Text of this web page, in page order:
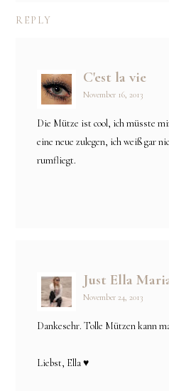
REPLY
C'est la vie
November 16, 2013
Die Mütze ist cool, ich müsste
eine neue zulegen, ich weiß gar
rumfliegt.
Just Ella
November 24, 2013
Dankesehr. Tolle Mützen kann
Liebst, Ella ♥